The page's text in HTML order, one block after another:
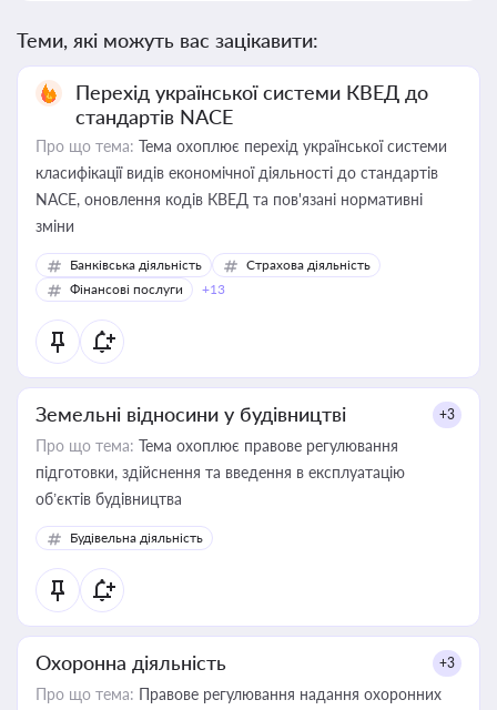
Теми, які можуть вас зацікавити:
Перехід української системи КВЕД до
стандартів NACE
Про що тема: Тема охоплює перехід української системи
класифікації видів економічної діяльності до стандартів
NACE, оновлення кодів КВЕД та пов'язані нормативні
зміни
Банківська діяльність
Страхова діяльність
Фінансові послуги
+13
Земельні відносини у будівництві +3
Про що тема: Тема охоплює правове регулювання
підготовки, здійснення та введення в експлуатацію
об’єктів будівництва
Будівельна діяльність
Охоронна діяльність +3
Про що тема: Правове регулювання надання охоронних